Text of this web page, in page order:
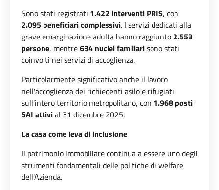
Sono stati registrati 1.422 interventi PRIS, con
2.095 beneficiari complessivi. I servizi dedicati alla
grave emarginazione adulta hanno raggiunto 2.553
persone, mentre634 nuclei familiarisono stati
coinvolti nei servizi di accoglienza.
Particolarmente significativo anche il lavoro
nell'accoglienza dei richiedenti asilo e rifugiati
sull'intero territorio metropolitano, con 1.968 posti
SAI attivial 31 dicembre 2025.
La casa come leva di inclusione
Il patrimonio immobiliare continua a essere uno degli
strumenti fondamentali delle politiche di welfare
dell'Azienda.